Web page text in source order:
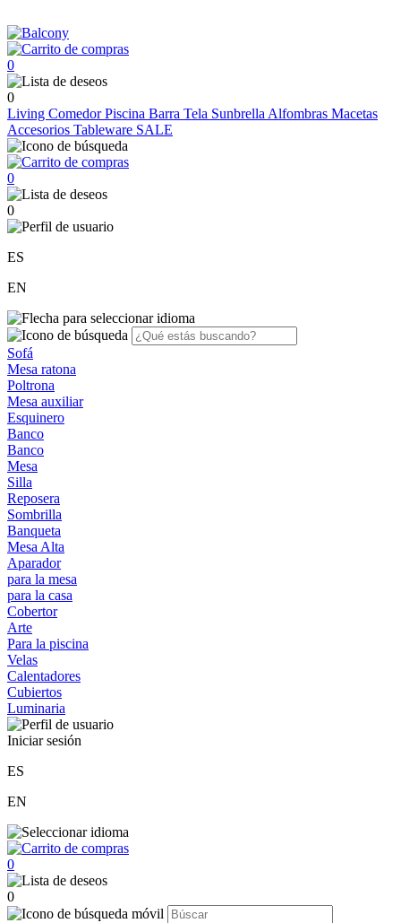
0
0
Living ComedorPiscina Barra Tela Sunbrella Alfombras Macetas
Accesorios Tableware SALE
0
0
ES
EN
Sofá
Mesa ratona
Poltrona
Mesa auxiliar
Esquinero
Banco
Banco
Mesa
Silla
Reposera
Sombrilla
Banqueta
Mesa Alta
Aparador
para la mesa
para la casa
Cobertor
Arte
Para la piscina
Velas
Calentadores
Cubiertos
Luminaria
Iniciar sesión
ES
EN
0
0